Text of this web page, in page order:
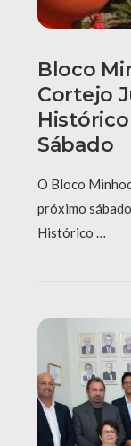
Bloco
Cortejo
Histórico
Sábado
O Bloco
próximo
Histórico …